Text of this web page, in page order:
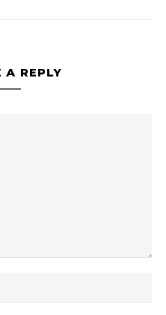
A REPLY